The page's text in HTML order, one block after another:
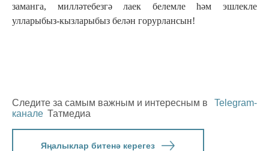
заманга, милләтебезгә лаек белемле һәм эшлекле
улларыбыз-кызларыбыз белән горурлансын!
Следите за самым важным и интересным в
Telegram-
канале Татмедиа
Яңалыклар битенә керегез